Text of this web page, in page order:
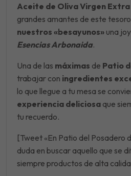
Aceite de Oliva Virgen Extra
grandes amantes de este
nuestros «besayunos» una
Esencias Arbonaida.
Una de las máximas de Patio
trabajar con ingredientes
lo que llegue a tu mesa se
experiencia deliciosa que
tu recuerdo.
[Tweet «En Patio del Posadero
duda en buscar aquello que se
siempre productos de alta